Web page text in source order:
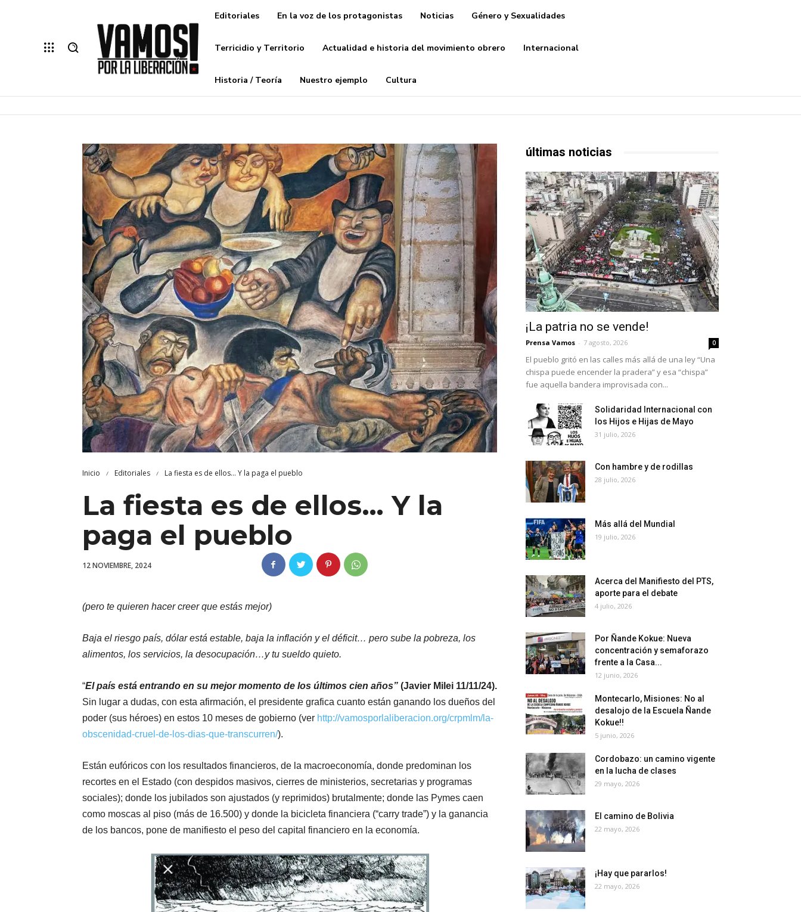
Editoriales En la voz de los protagonistas Noticias Género y Sexualidades
Terricidio y Territorio Actualidad e historia del movimiento obrero Internacional
Historia / Teoría Nuestro ejemplo Cultura
Inicio Editoriales La fiesta es de ellos... Y la paga el pueblo
La fiesta es de ellos… Y la
paga el pueblo
12 NOVIEMBRE, 2024
(pero te quieren hacer creer que estás mejor)
Baja el riesgo país, dólar está estable, baja la inflación y el déficit… pero sube la pobreza, los
alimentos, los servicios, la desocupación…y tu sueldo quieto.
“El país está entrando en su mejor momento de los últimos cien años” (Javier Milei 11/11/24).
Sin lugar a dudas, con esta afirmación, el presidente grafica cuanto están ganando los dueños del
poder (sus héroes) en estos 10 meses de gobierno (ver http://vamosporlaliberacion.org/crpmlm/la-
obscenidad-cruel-de-los-dias-que-transcurren/).
Están eufóricos con los resultados financieros, de la macroeconomía, donde predominan los
recortes en el Estado (con despidos masivos, cierres de ministerios, secretarias y programas
sociales); donde los jubilados son ajustados (y reprimidos) brutalmente; donde las Pymes caen
como moscas al piso (más de 16.500) y donde la bicicleta financiera (“carry trade”) y la ganancia
de los bancos, pone de manifiesto el peso del capital financiero en la economía.
últimas noticias
¡La patria no se vende!
Prensa Vamos - 7 agosto, 2026 0
El pueblo gritó en las calles más allá de una ley “Una
chispa puede encender la pradera” y esa “chispa”
fue aquella bandera improvisada con...
Solidaridad Internacional con
los Hijos e Hijas de Mayo
31 julio, 2026
Con hambre y de rodillas
28 julio, 2026
Más allá del Mundial
19 julio, 2026
Acerca del Manifiesto del PTS,
aporte para el debate
4 julio, 2026
Por Ñande Kokue: Nueva
concentración y semaforazo
frente a la Casa...
12 junio, 2026
Montecarlo, Misiones: No al
desalojo de la Escuela Ñande
Kokue!!
5 junio, 2026
Cordobazo: un camino vigente
en la lucha de clases
29 mayo, 2026
El camino de Bolivia
22 mayo, 2026
¡Hay que pararlos!
22 mayo, 2026